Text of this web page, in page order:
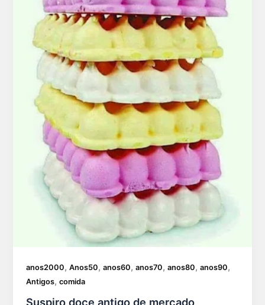
anos2000,Anos50,anos60,anos70,anos80,anos90,
Antigos,comida
Suspiro doce antigo de mercado